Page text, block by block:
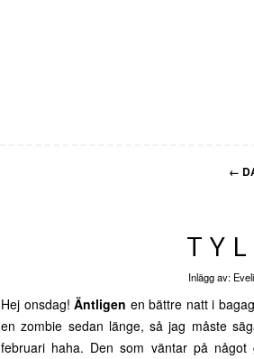
←
Inlägg av:
Hej onsdag!Äntligen en bättre natt i
en zombie sedan länge, så jag måste
februari haha. Den som väntar på